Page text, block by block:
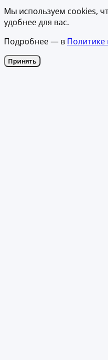
Мы используем cookies,
удобнее для вас.
Подробнее — в Политике
Принять